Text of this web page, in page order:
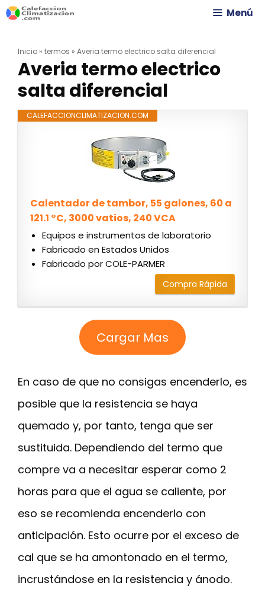
Saltar
contenido
Menú
Inicio » termos » Averia termo electrico salta diferencial
Averia termo electrico
salta diferencial
CALEFACCIONCLIMATIZACION.COM
Calentador de tambor, 55 galones, 60 a
121.1 °C, 3000 vatios, 240 VCA
Equipos e instrumentos de laboratorio
Fabricado en Estados Unidos
Fabricado por COLE-PARMER
Compra Rápida
Cargar Mas
En caso de que no consigas encenderlo, es
posible que la resistencia se haya
quemado y, por tanto, tenga que ser
sustituida. Dependiendo del termo que
compre va a necesitar esperar como 2
horas para que el agua se caliente, por
eso se recomienda encenderlo con
anticipación. Esto ocurre por el exceso de
cal que se ha amontonado en el termo,
incrustándose en la resistencia y ánodo.